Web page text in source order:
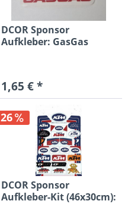
DCOR Sponsor
Aufkleber: GasGas
1,65 € *
26
DCOR Sponsor
Aufkleber-Kit (46x30cm):